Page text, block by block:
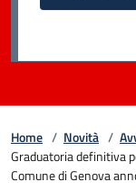
Home / Novità /
Graduatoria definitiva
Comune di Genova